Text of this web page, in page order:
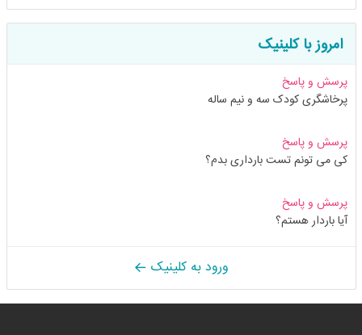
امروز با کلینیک
پرسش و پاسخ
پرخاشگری کودک سه و نیم ساله
پرسش و پاسخ
کی می تونم تست بارداری بدم؟
پرسش و پاسخ
آیا باردار هستم؟
ورود به کلینیک